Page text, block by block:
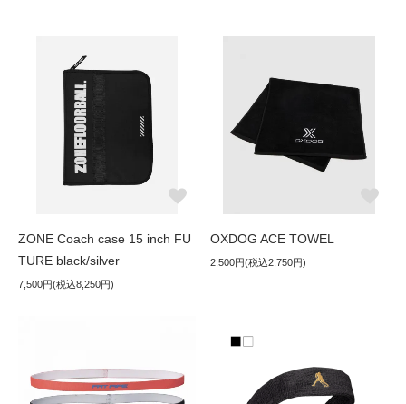
ZONE Coach case 15 inch FU
TURE black/silver
7,500円(税込8,250円)
OXDOG ACE TOWEL
2,500円(税込2,750円)